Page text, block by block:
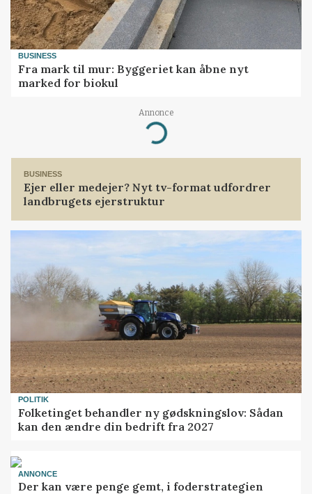
BUSINESS
Fra mark til mur: Byggeriet kan åbne nyt
marked for biokul
Annonce
Loading...
BUSINESS
Ejer eller medejer? Nyt tv-format udfordrer
landbrugets ejerstruktur
POLITIK
Folketinget behandler ny gødskningslov: Sådan
kan den ændre din bedrift fra 2027
ANNONCE
Der kan være penge gemt, i foderstrategien